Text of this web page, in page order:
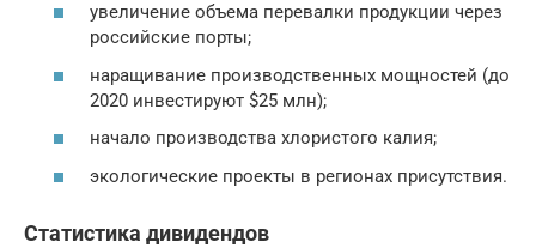
увеличение объема перевалки продукции через
российские порты;
наращивание производственных мощностей (до
2020 инвестируют $25 млн);
начало производства хлористого калия;
экологические проекты в регионах присутствия.
Статистика дивидендов